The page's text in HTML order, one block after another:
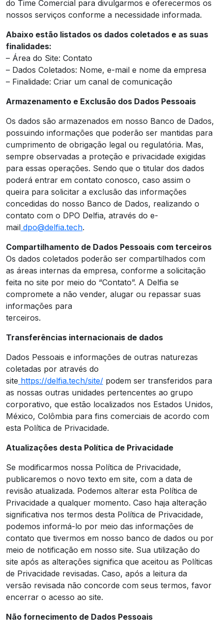
do Time Comercial para divulgarmos e oferecermos os
nossos serviços conforme a necessidade informada.
Abaixo estão listados os dados coletados e as suas
finalidades:
– Área do Site: Contato
– Dados Coletados: Nome, e-mail e nome da empresa
– Finalidade: Criar um canal de comunicação
Armazenamento e Exclusão dos Dados Pessoais
Os dados são armazenados em nosso Banco de Dados,
possuindo informações que poderão ser mantidas para
cumprimento de obrigação legal ou regulatória. Mas,
sempre observadas a proteção e privacidade exigidas
para essas operações. Sendo que o titular dos dados
poderá entrar em contato conosco, caso assim o
queira para solicitar a exclusão das informações
concedidas do nosso Banco de Dados, realizando o
contato com o DPO Delfia, através do e-
mail dpo@delfia.tech.
Compartilhamento de Dados Pessoais com terceiros
Os dados coletados poderão ser compartilhados com
as áreas internas da empresa, conforme a solicitação
feita no site por meio do “Contato”. A Delfia se
compromete a não vender, alugar ou repassar suas
informações para
terceiros.
Transferências internacionais de dados
Dados Pessoais e informações de outras naturezas
coletadas por através do
site https://delfia.tech/site/ podem ser transferidos para
as nossas outras unidades pertencentes ao grupo
corporativo, que estão localizados nos Estados Unidos,
México, Colômbia para fins comerciais de acordo com
esta Política de Privacidade.
Atualizações desta Política de Privacidade
Se modificarmos nossa Política de Privacidade,
publicaremos o novo texto em site, com a data de
revisão atualizada. Podemos alterar esta Política de
Privacidade a qualquer momento. Caso haja alteração
significativa nos termos desta Política de Privacidade,
podemos informá-lo por meio das informações de
contato que tivermos em nosso banco de dados ou por
meio de notificação em nosso site. Sua utilização do
site após as alterações significa que aceitou as Políticas
de Privacidade revisadas. Caso, após a leitura da
versão revisada não concorde com seus termos, favor
encerrar o acesso ao site.
Não fornecimento de Dados Pessoais